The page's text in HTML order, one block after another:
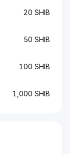
20 SHIB
50 SHIB
100 SHIB
1,000 SHIB